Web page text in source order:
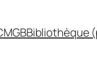
Bibliothèque